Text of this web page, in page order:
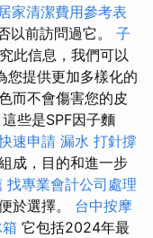
居家清潔費用參考表
以前訪問過它。 子
此信息，我們可以
您提供更加多樣化的
而不會傷害您的皮
這些是SPF因子麵
速申請 漏水 打針撐
成，目的和進一步
找專業會計公司處理
於選擇。 台中按摩
它包括2024年最